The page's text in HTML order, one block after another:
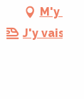
M'y
J'y vais en